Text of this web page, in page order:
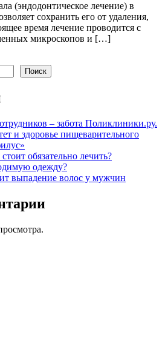
(эндодонтическое лечение) в
сохранить его от удаления,
время лечение проводится с
микроскопов и […]
Поиск
– забота Поликлиники.ру.
и здоровье пищеварительного
обязательно лечить?
одежду?
выпадение волос у мужчин